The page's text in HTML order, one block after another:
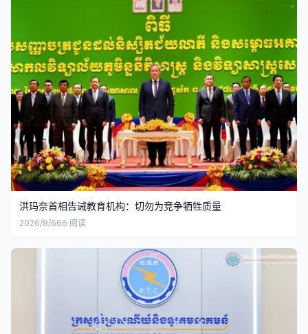
洪玛奈首相告诫教育机构：切勿为竞争牺牲质量
2026/8/666 阅读